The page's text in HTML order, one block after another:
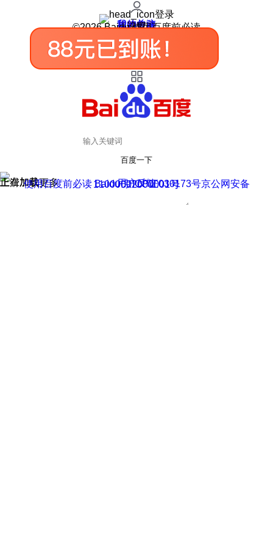
登录
我的关注
我的收藏
皮肤中心
用户反馈
设置
©2026 Baidu 使用百度前必读
百度一下
正在加载
上滑加载更多 用户反馈
使用百度前必读 Baidu 京ICP证030173号
京公网安备11000002000001号